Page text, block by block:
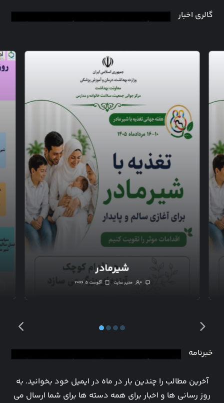
گالری اخبار
شیرمادر
آگوست ۵, ۲۰۲۶ مدیر سایت ۰
خبرنامه
آخرین مطالب را چندین بار در ماه در ایمیل خود بخوانید. به
روز رسانی ها و اخبار برای همه دسته ها برای شما ارسال می